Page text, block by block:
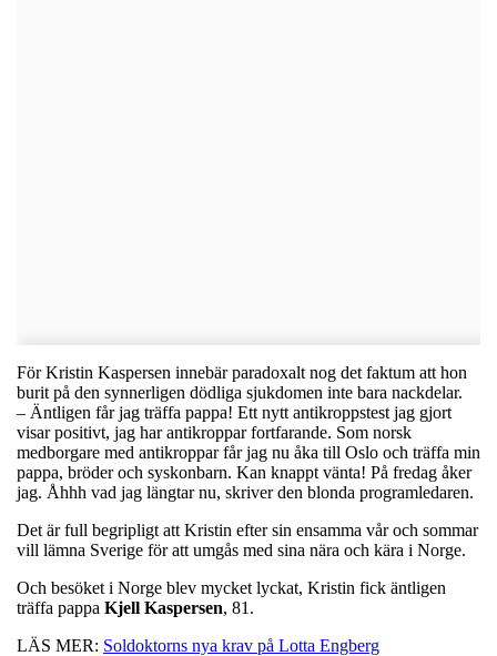
För Kristin Kaspersen innebär paradoxalt nog det faktum att hon
burit på den synnerligen dödliga sjukdomen inte bara nackdelar.
– Äntligen får jag träffa pappa! Ett nytt antikroppstest jag gjort
visar positivt, jag har antikroppar fortfarande. Som norsk
medborgare med antikroppar får jag nu åka till Oslo och träffa min
pappa, bröder och syskonbarn. Kan knappt vänta! På fredag åker
jag. Åhhh vad jag längtar nu, skriver den blonda programledaren.
Det är full begripligt att Kristin efter sin ensamma vår och sommar
vill lämna Sverige för att umgås med sina nära och kära i Norge.
Och besöket i Norge blev mycket lyckat, Kristin fick äntligen
träffa pappa Kjell Kaspersen, 81.
LÄS MER: Soldoktorns nya krav på Lotta Engberg